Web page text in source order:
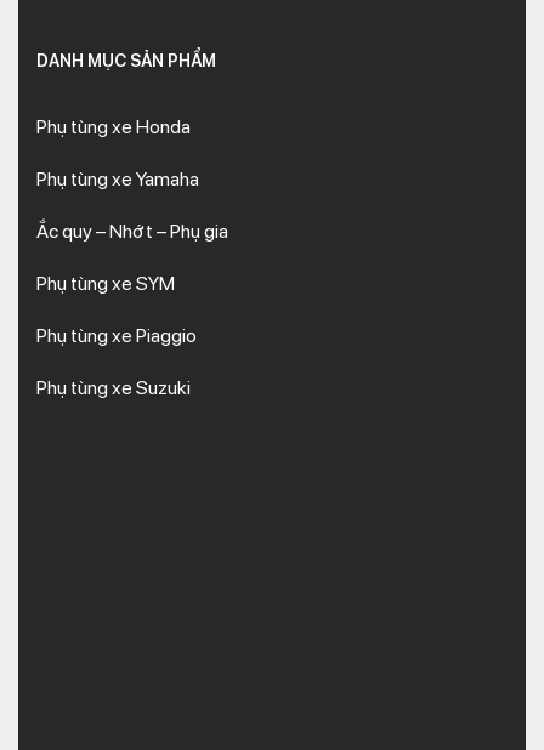
DANH MỤC SẢN PHẨM
Phụ tùng xe Honda
Phụ tùng xe Yamaha
Ắc quy – Nhớt – Phụ gia
Phụ tùng xe SYM
Phụ tùng xe Piaggio
Phụ tùng xe Suzuki